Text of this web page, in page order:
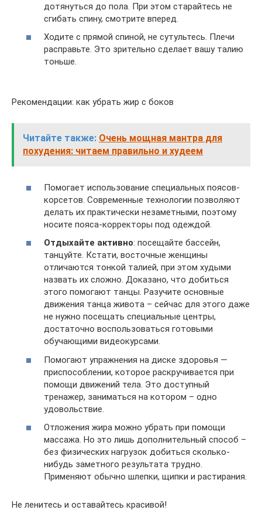
дотянуться до пола. При этом старайтесь не
сгибать спину, смотрите вперед.
Ходите с прямой спиной, не сутультесь. Плечи
расправьте. Это зрительно сделает вашу талию
тоньше.
Рекомендации: как убрать жир с боков
Читайте также: Очень мощная мантра для
похудения: читаем правильно и худеем
Помогает использование специальных поясов-
корсетов. Современные технологии позволяют
делать их практически незаметными, поэтому
носите пояса-корректоры под одеждой.
Отдыхайте активно: посещайте бассейн,
танцуйте. Кстати, восточные женщины
отличаются тонкой талией, при этом худыми
назвать их сложно. Доказано, что добиться
этого помогают танцы. Разучите основные
движения танца живота – сейчас для этого даже
не нужно посещать специальные центры,
достаточно воспользоваться готовыми
обучающими видеокурсами.
Помогают упражнения на диске здоровья —
приспособлении, которое раскручивается при
помощи движений тела. Это доступный
тренажер, заниматься на котором – одно
удовольствие.
Отложения жира можно убрать при помощи
массажа. Но это лишь дополнительный способ –
без физических нагрузок добиться сколько-
нибудь заметного результата трудно.
Применяют обычно шлепки, щипки и растирания.
Не ленитесь и оставайтесь красивой!